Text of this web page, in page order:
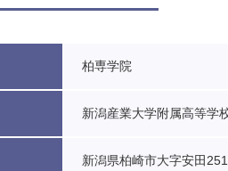
柏専学院
新潟産業大学附属高等学
新潟県柏崎市大字安田